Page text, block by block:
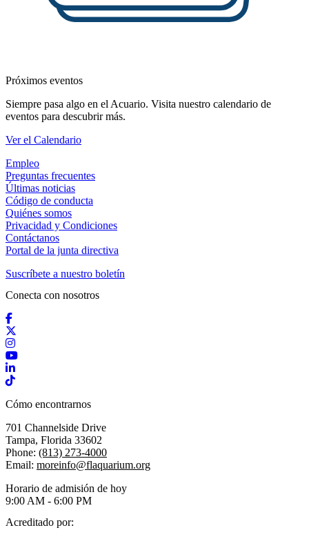
Próximos eventos
Siempre pasa algo en el Acuario. Visita nuestro calendario de
eventos para descubrir más.
Ver el Calendario
Empleo
Preguntas frecuentes
Últimas noticias
Código de conducta
Quiénes somos
Privacidad y Condiciones
Contáctanos
Portal de la junta directiva
Suscríbete a nuestro boletín
Conecta con nosotros
Facebook
Instagram
YouTube
LinkedIn
TikTok
Cómo encontrarnos
701 Channelside Drive
Tampa, Florida 33602
Phone: (813) 273-4000
Email: moreinfo@flaquarium.org
Horario de admisión de hoy
9:00 AM - 6:00 PM
Acreditado por: